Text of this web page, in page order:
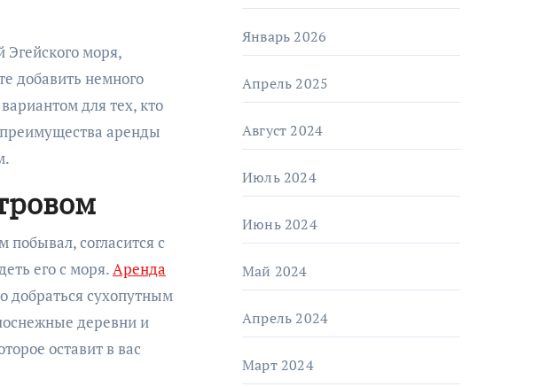
добавить немного
для тех, кто
аренды
согласится с
его с моря.Аренда
добраться сухопутным
деревни и
оставит в вас
Январь 2026
Апрель 2025
Август 2024
Июль 2024
Июнь 2024
Май 2024
Апрель 2024
Март 2024